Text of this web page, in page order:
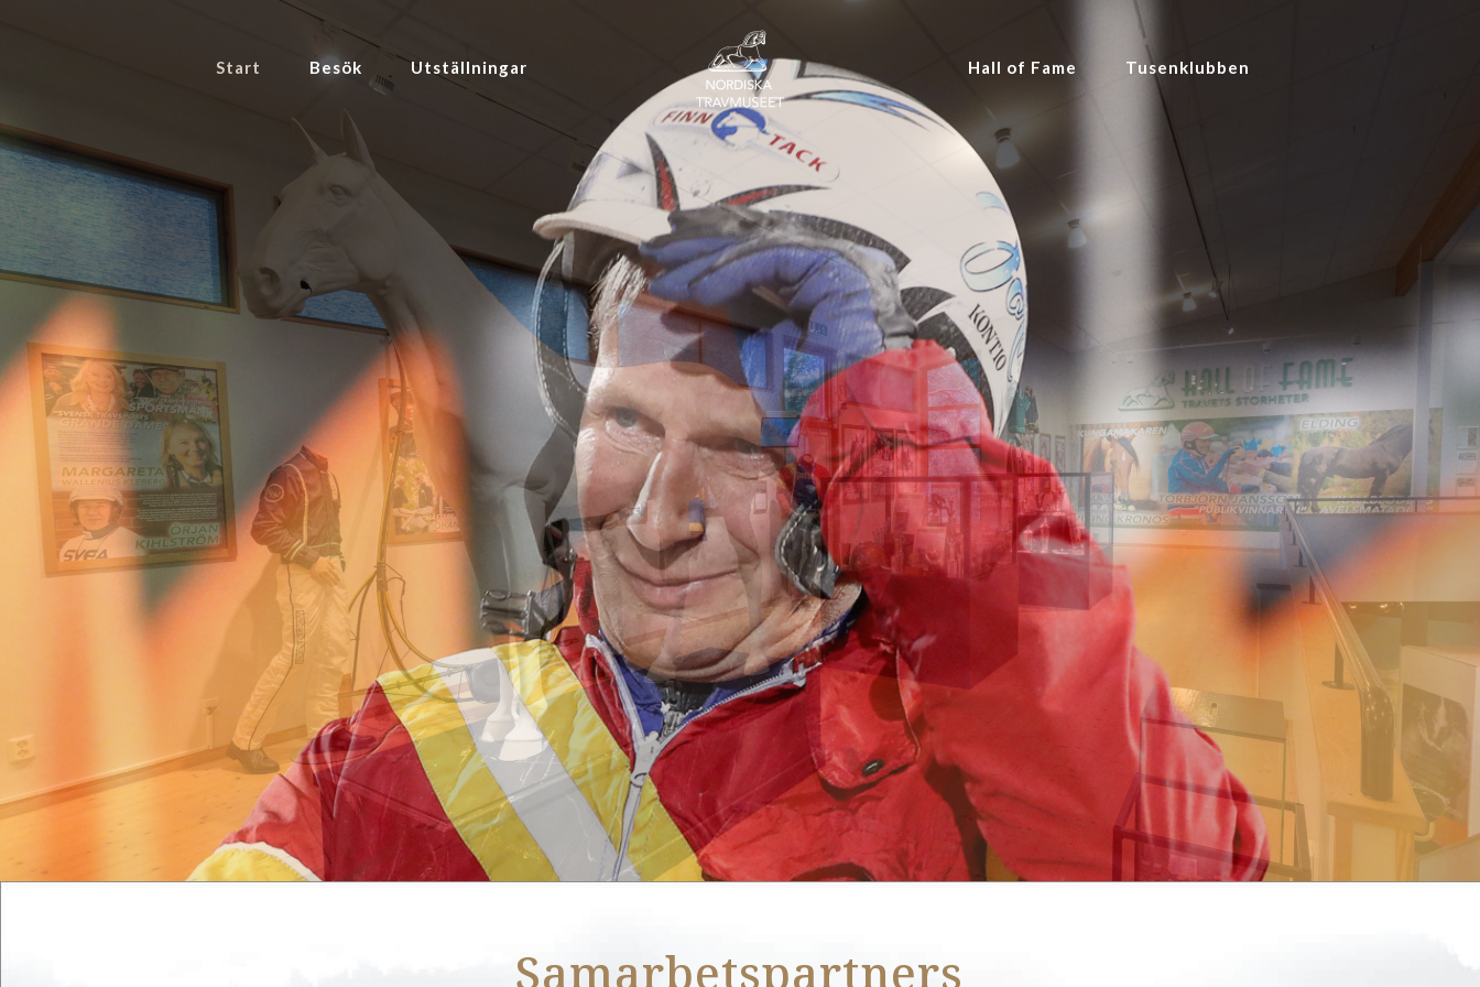
Start Besök Utställningar Hall of Fame Tusenklubben
Tusenklubben
Läs mer
Samarbetspartners